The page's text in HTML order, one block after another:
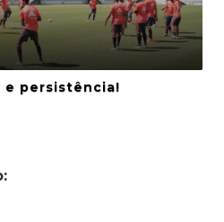
e persistência!